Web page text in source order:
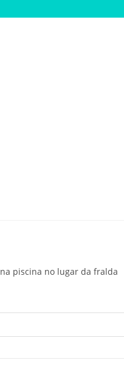
piscina no lugar da fralda